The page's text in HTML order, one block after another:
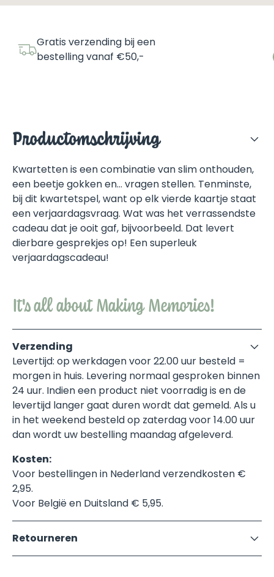
Gratis verzending bij een
bestelling vanaf €50,-
Productomschrijving
Kwartetten is een combinatie van slim onthouden,
een beetje gokken en… vragen stellen. Tenminste,
bij dit kwartetspel, want op elk vierde kaartje staat
een verjaardagsvraag. Wat was het verrassendste
cadeau dat je ooit gaf, bijvoorbeeld. Dat levert
dierbare gesprekjes op! Een superleuk
verjaardagscadeau!
It's all about Making Memories!
Verzending
Levertijd: op werkdagen voor 22.00 uur besteld =
morgen in huis. Levering normaal gesproken binnen
24 uur. Indien een product niet voorradig is en de
levertijd langer gaat duren wordt dat gemeld. Als u
in het weekend besteld op zaterdag voor 14.00 uur
dan wordt uw bestelling maandag afgeleverd.
Kosten:
Voor bestellingen in Nederland verzendkosten €
2,95.
Voor België en Duitsland € 5,95.
Retourneren
Vervelend als u niet tevreden bent, een klacht